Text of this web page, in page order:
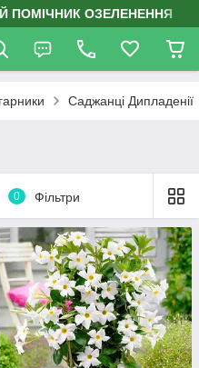
ПОМІЧНИК ОЗЕЛЕНЕННЯ
Саджанці Дипладенії
0 Фільтри